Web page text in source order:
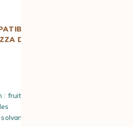
NESPRESSO*
DESCAFEINADO –
fruits secs